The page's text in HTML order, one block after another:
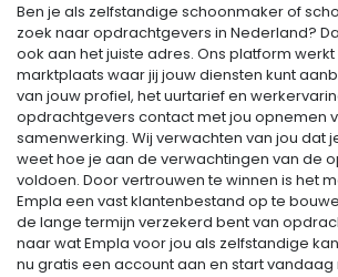
Ben je als zelfstandige schoonmaker of
zoek naar opdrachtgevers in Nederland?
ook aan het juiste adres. Ons platform
marktplaats waar jij jouw diensten kunt
van jouw profiel, het uurtarief en
opdrachtgevers contact met jou opnemen
samenwerking. Wij verwachten van jou dat
weet hoe je aan de verwachtingen van de
voldoen. Door vertrouwen te winnen is het
Empla een vast klantenbestand op te
de lange termijn verzekerd bent van
naar wat Empla voor jou als zelfstandige
nu gratis een account aan en start